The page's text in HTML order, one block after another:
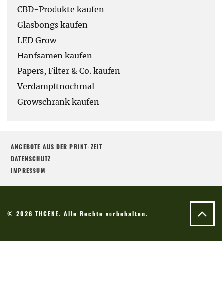
CBD-Produkte kaufen
Glasbongs kaufen
LED Grow
Hanfsamen kaufen
Papers, Filter & Co. kaufen
Verdampftnochmal
Growschrank kaufen
ANGEBOTE AUS DER PRINT-ZEIT
DATENSCHUTZ
IMPRESSUM
© 2026 THCENE. Alle Rechte vorbehalten.